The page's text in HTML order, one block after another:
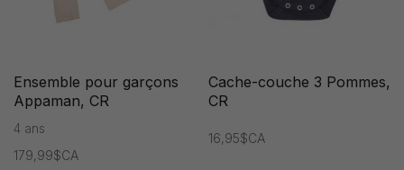
Ensemble pour garçons
Appaman, CR
4 ans
179,99$CA
Cache-couche 3 Pommes,
CR
16,95$CA